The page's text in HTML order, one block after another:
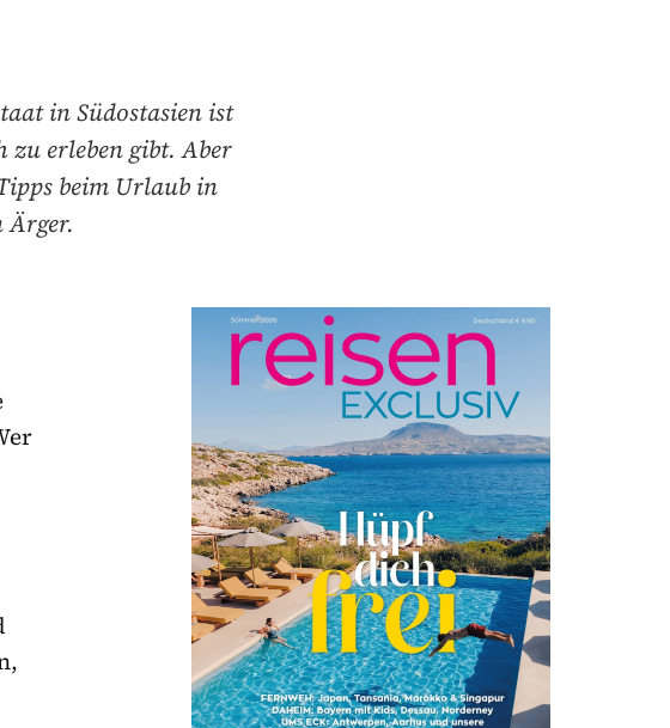
in Südostasien ist
zu erleben gibt. Aber
beim Urlaub in
Ärger.